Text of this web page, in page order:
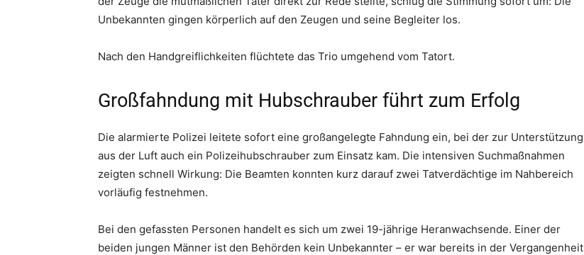
Unbekannten gingen körperlich auf den Zeugen und seine Begleiter los.
Nach den Handgreiflichkeiten flüchtete das Trio umgehend vom Tatort.
Großfahndung mit Hubschrauber führt zum Erfolg
Die alarmierte Polizei leitete sofort eine großangelegte Fahndung ein, bei der zur Unterstützung
aus der Luft auch ein Polizeihubschrauber zum Einsatz kam. Die intensiven Suchmaßnahmen
zeigten schnell Wirkung: Die Beamten konnten kurz darauf zwei Tatverdächtige im Nahbereich
vorläufig festnehmen.
Bei den gefassten Personen handelt es sich um zwei 19-jährige Heranwachsende. Einer der
beiden jungen Männer ist den Behörden kein Unbekannter – er war bereits in der Vergangenheit